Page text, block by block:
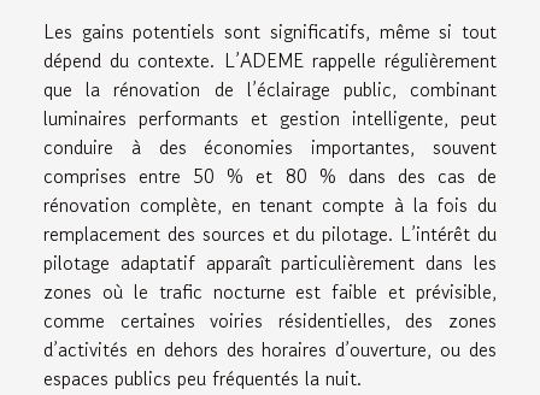
Les gains potentiels sont significatifs, même si tout
dépend du contexte. L’ADEME rappelle régulièrement
que la rénovation de l’éclairage public, combinant
luminaires performants et gestion intelligente, peut
conduire à des économies importantes, souvent
comprises entre 50 % et 80 % dans des cas de
rénovation complète, en tenant compte à la fois du
remplacement des sources et du pilotage. L’intérêt du
pilotage adaptatif apparaît particulièrement dans les
zones où le trafic nocturne est faible et prévisible,
comme certaines voiries résidentielles, des zones
d’activités en dehors des horaires d’ouverture, ou des
espaces publics peu fréquentés la nuit.